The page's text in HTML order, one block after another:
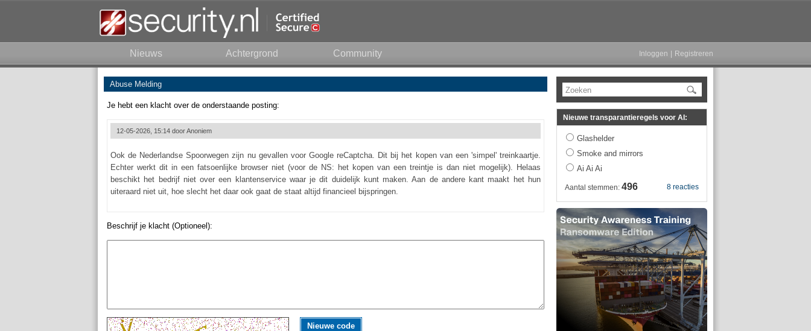
Nieuws Achtergrond Community Inloggen Registreren
Abuse Melding
Je hebt een klacht over de onderstaande posting:
12-05-2026, 15:14 doorAnoniem
Ook de Nederlandse Spoorwegen zijn nu gevallen voor Google reCaptcha. Dit bij het kopen van een 'simpel' treinkaartje.
Echter werkt dit in een fatsoenlijke browser niet (voor de NS: het kopen van een treintje is dan niet mogelijk). Helaas
beschikt het bedrijf niet over een klantenservice waar je dit duidelijk kunt maken. Aan de andere kant maakt het hun
uiteraard niet uit, hoe slecht het daar ook gaat de staat altijd financieel bijspringen.
Beschrijf je klacht (Optioneel):
Nieuwe code
Zoeken
Nieuwe transparantieregels voor AI:
Glashelder
Smoke and mirrors
Ai Ai Ai
8 reacties
Aantal stemmen: 496